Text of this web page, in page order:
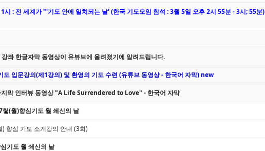
시 : 전 세계가 "'기도 안에 일치되는 날' (한국 기도모임 참석 : 3월 5일 오후 2시 55분 - 3시; 55분)
좌 한글자막 동영상이 유뷰브에 올려졌기에 알려드립니다.
입문강의(제1강의) 및 환영의 기도 수련 (유튜브 동영상 - 한국어 자막) new
지막 인터뷰 동영상 "A Life Surrendered to Love" - 한국어 자막
(월)향심기도 월 쇄신의 날
향심 기도 소개강의 안내 (3회)
기도 월 쇄신의 날